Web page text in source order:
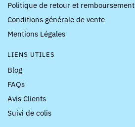
Politique de retour et remboursement
Conditions générale de vente
Mentions Légales
LIENS UTILES
Blog
FAQs
Avis Clients
Suivi de colis